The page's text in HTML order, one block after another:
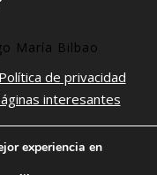
María Bilbao
Política de privacidad
interesantes
experiencia en